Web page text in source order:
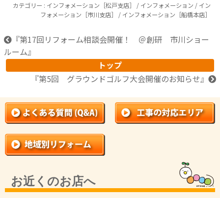
カテゴリー : インフォメーション［松戸支店］ / インフォメーション / イン
フォメーション［市川支店］
/ インフォメーション［船橋本店］
『第17回リフォーム相談会開催！ ＠創研 市川ショー
ルーム』
トップ
『第5回 グラウンドゴルフ大会開催のお知らせ』
お近くのお店へ